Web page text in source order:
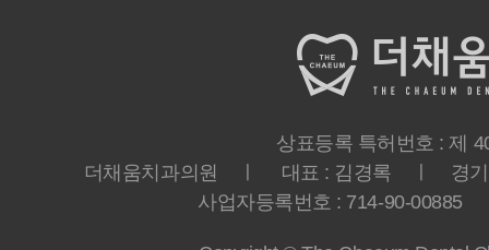
상표등록 특허번호 : 제
더채움치과의원 ㅣ 대표 : 김경록 ㅣ 경기
사업자등록번호 : 714-90-00885